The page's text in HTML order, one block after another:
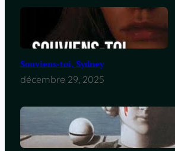
Souviens-toi, Sydney
décembre 29, 2025